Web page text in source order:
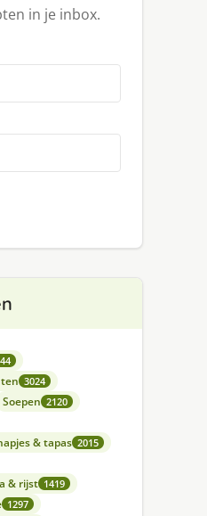
in je inbox.
3024
Soepen 2120
& tapas 2015
& rijst 1419
1297